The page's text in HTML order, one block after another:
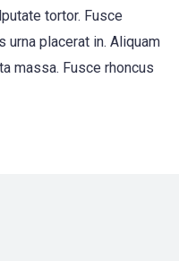
tortor. Fusce
urna placerat in. Aliquam
massa. Fusce rhoncus